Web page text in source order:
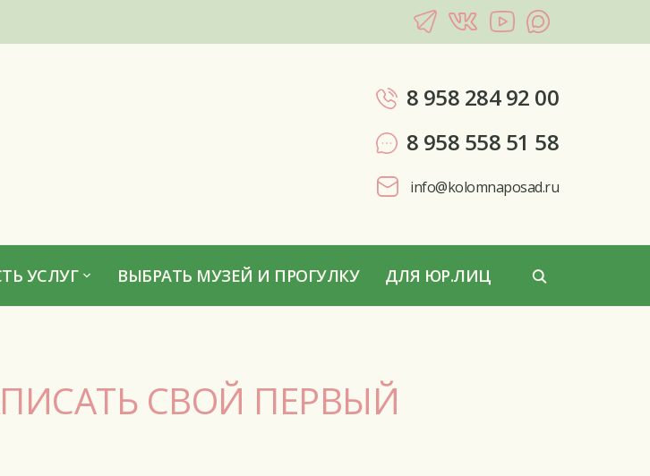
8 958 284 92 00
8 958 558 51 58
info@kolomnaposad.ru
УСЛУГ ВЫБРАТЬ МУЗЕЙ И ПРОГУЛКУ ДЛЯ ЮР.ЛИЦ
СВОЙ ПЕРВЫЙ